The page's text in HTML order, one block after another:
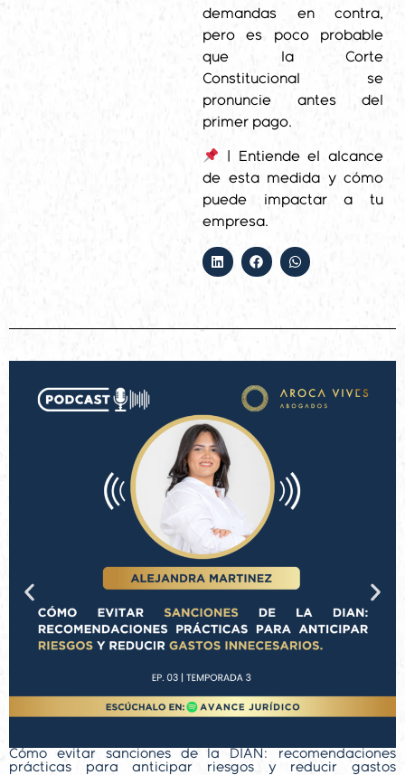
demandas en contra,
pero es poco probable
que la Corte
Constitucional se
pronuncie antes del
primer pago.
| Entiende el alcance
de esta medida y cómo
puede impactar a tu
empresa.
Cómo evitar sanciones de la DIAN: recomendaciones
prácticas para anticipar riesgos y reducir gastos